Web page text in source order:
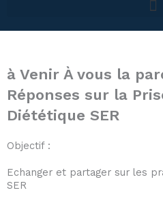
à Venir À vous la
Réponses sur la
Diététique SER
Objectif :
Echanger et partager sur les
SER